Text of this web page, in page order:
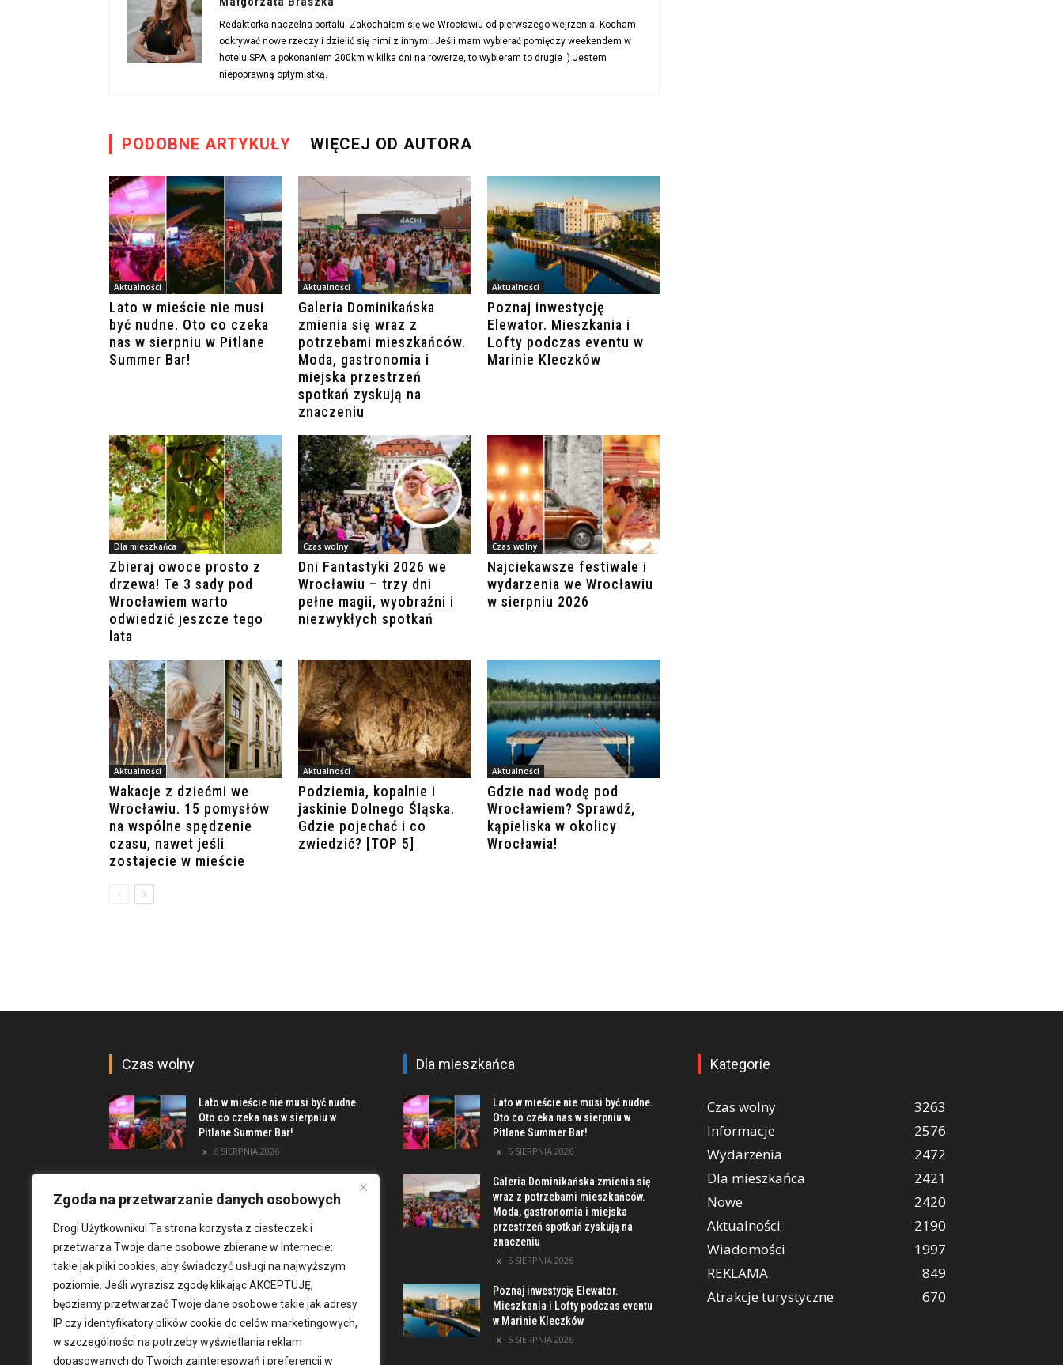
Zgoda na przetwarzanie danych osobowych
Drogi Użytkowniku! Ta strona korzysta z ciasteczek i
przetwarza Twoje dane osobowe zbierane w Internecie:
takie jak pliki cookies, aby świadczyć usługi na najwyższym
poziomie. Jeśli wyrazisz zgodę klikając AKCEPTUJĘ,
będziemy przetwarzać Twoje dane osobowe takie jak adresy
IP czy identyfikatory plików cookie do celów marketingowych,
w szczególności na potrzeby wyświetlania reklam
dopasowanych do Twoich zainteresowań i preferencji w
Redaktorka naczelna portalu. Zakochałam się we Wrocławiu od pierwszego wejrzenia. Kocham
odkrywać nowe rzeczy i dzielić się nimi z innymi. Jeśli mam wybierać pomiędzy weekendem w
hotelu SPA, a pokonaniem 200km w kilka dni na rowerze, to wybieram to drugie :) Jestem
niepoprawną optymistką.
PODOBNE ARTYKUŁY WIĘCEJ OD AUTORA
Aktualności
Lato w mieście nie musi
być nudne. Oto co czeka
nas w sierpniu w Pitlane
Summer Bar!
Aktualności
Galeria Dominikańska
zmienia się wraz z
potrzebami mieszkańców.
Moda, gastronomia i
miejska przestrzeń
spotkań zyskują na
znaczeniu
Aktualności
Poznaj inwestycję
Elewator. Mieszkania i
Lofty podczas eventu w
Marinie Kleczków
Dla mieszkańca
Zbieraj owoce prosto z
drzewa! Te 3 sady pod
Wrocławiem warto
odwiedzić jeszcze tego
lata
Czas wolny
Dni Fantastyki 2026 we
Wrocławiu – trzy dni
pełne magii, wyobraźni i
niezwykłych spotkań
Czas wolny
Najciekawsze festiwale i
wydarzenia we Wrocławiu
w sierpniu 2026
Aktualności
Wakacje z dziećmi we
Wrocławiu. 15 pomysłów
na wspólne spędzenie
czasu, nawet jeśli
zostajecie w mieście
Aktualności
Podziemia, kopalnie i
jaskinie Dolnego Śląska.
Gdzie pojechać i co
zwiedzić? [TOP 5]
Aktualności
Gdzie nad wodę pod
Wrocławiem? Sprawdź,
kąpieliska w okolicy
Wrocławia!
Czas wolny
Lato w mieście nie musi być nudne.
Oto co czeka nas w sierpniu w
Pitlane Summer Bar!
6 SIERPNIA 2026
Mieszkania i Lofty podczas eventu
w Marinie Kleczków
5 SIERPNIA 2026
Najciekawsze miejsca na obrzeżach
Wrocławia [TOP 8]
4 SIERPNIA 2026
Dla mieszkańca
Lato w mieście nie musi być nudne.
Oto co czeka nas w sierpniu w
Pitlane Summer Bar!
6 SIERPNIA 2026
Galeria Dominikańska zmienia się
wraz z potrzebami mieszkańców.
Moda, gastronomia i miejska
przestrzeń spotkań zyskują na
znaczeniu
6 SIERPNIA 2026
Poznaj inwestycję Elewator.
Mieszkania i Lofty podczas eventu
w Marinie Kleczków
5 SIERPNIA 2026
Kategorie
Czas wolny
3263
Informacje
2576
Wydarzenia
2472
Dla mieszkańca
2421
Nowe
2420
Aktualności
2190
Wiadomości
1997
REKLAMA
849
Atrakcje turystyczne
670